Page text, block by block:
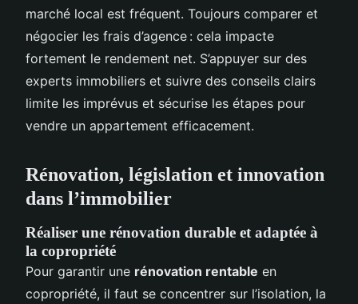
marché local est fréquent. Toujours comparer et
négocier les frais d’agence : cela impacte
fortement le rendement net. S’appuyer sur des
experts immobiliers et suivre des conseils clairs
limite les imprévus et sécurise les étapes pour
vendre un appartement efficacement.
Rénovation, législation et innovation
dans l’immobilier
Réaliser une rénovation durable et adaptée à
la copropriété
Pour garantir une rénovation rentable en
copropriété, il faut se concentrer sur l’isolation, la